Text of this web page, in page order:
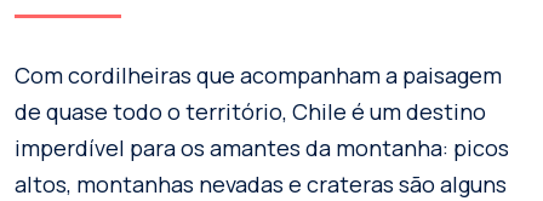
Com cordilheiras que acompanham a paisagem
de quase todo o território, Chile é um destino
imperdível para os amantes da montanha: picos
altos, montanhas nevadas e crateras são alguns